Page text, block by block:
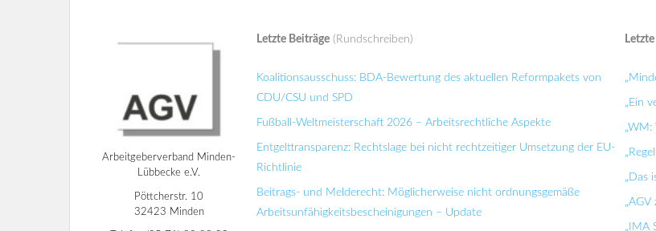
Arbeitgeberverband Minden-
Lübbecke e.V.
Pöttcherstr. 10
32423 Minden
Letzte Beiträge(Rundschreiben)
Koalitionsausschuss: BDA-Bewertung des aktuellen Reformpakets von
CDU/CSU und SPD
Fußball-Weltmeisterschaft 2026 – Arbeitsrechtliche Aspekte
Entgelttransparenz: Rechtslage bei nicht rechtzeitiger Umsetzung der EU-
Richtlinie
Beitrags- und Melderecht: Möglicherweise nicht ordnungsgemäße
Arbeitsunfähigkeitsbescheinigungen – Update
„Ein
„WM:
„Das
„AGV
„IMA